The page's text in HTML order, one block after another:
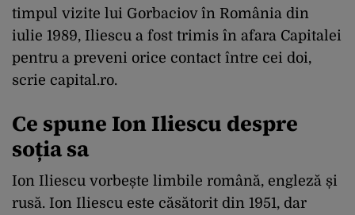
timpul vizite lui Gorbaciov în România din
iulie 1989, Iliescu a fost trimis în afara Capitalei
pentru a preveni orice contact între cei doi,
scrie capital.ro.
Ce spune Ion Iliescu despre
soția sa
Ion Iliescu vorbește limbile română, engleză și
rusă. Ion Iliescu este căsătorit din 1951, dar